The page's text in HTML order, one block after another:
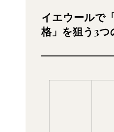
イエウールで
格」を狙う3つ